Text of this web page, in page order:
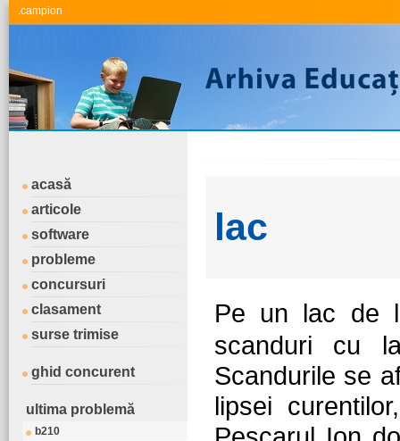
.campion
acasă
articole
software
probleme
concursuri
clasament
surse trimise
ghid concurent
ultima problemă
b210
lac
Pe un lac de
scanduri cu
Scandurile se
lipsei